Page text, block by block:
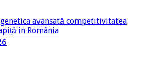
avansată competitivitatea
în România